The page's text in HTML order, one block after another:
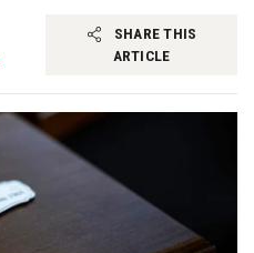
SHARE THIS
ARTICLE